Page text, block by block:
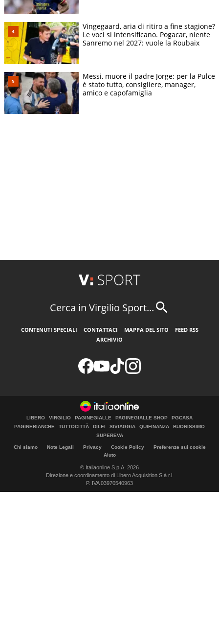
Vingegaard, aria di ritiro a fine stagione?
Le voci si intensificano. Pogacar, niente
Sanremo nel 2027: vuole la Roubaix
Messi, muore il padre Jorge: per la Pulce
è stato tutto, consigliere, manager,
amico e capofamiglia
Cerca in Virgilio Sport...
CONTENUTI SPECIALI CONTATTACI MAPPA DEL SITO
FEED RSS
ARCHIVIO
LIBERO VIRGILIO PAGINEGIALLE PAGINEGIALLE SHOP
PGCASA
PAGINEBIANCHE
TUTTOCITTÀ DILEI SIVIAGGIA QUIFINANZA
BUONISSIMO
SUPEREVA
Chi siamo Note Legali Privacy Cookie Policy
Preferenze sui cookie
Aiuto
© Italiaonline S.p.A. 2026
Direzione e coordinamento di Libero Acquisition S.á r.l.
P. IVA 03970540963